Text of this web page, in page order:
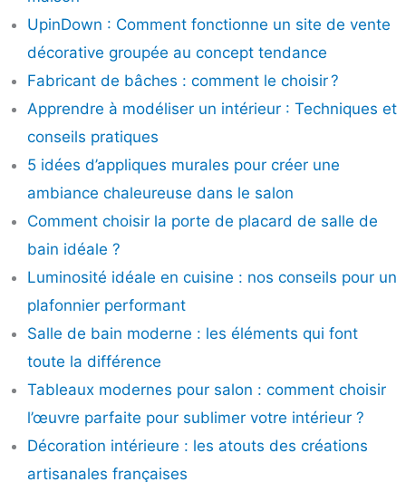
UpinDown : Comment fonctionne un site de vente
décorative groupée au concept tendance
Fabricant de bâches : comment le choisir ?
Apprendre à modéliser un intérieur : Techniques et
conseils pratiques
5 idées d’appliques murales pour créer une
ambiance chaleureuse dans le salon
Comment choisir la porte de placard de salle de
bain idéale ?
Luminosité idéale en cuisine : nos conseils pour un
plafonnier performant
Salle de bain moderne : les éléments qui font
toute la différence
Tableaux modernes pour salon : comment choisir
l’œuvre parfaite pour sublimer votre intérieur ?
Décoration intérieure : les atouts des créations
artisanales françaises